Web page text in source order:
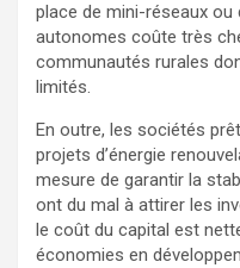
place de mini-réseaux
autonomes coûte très
communautés rurales
limités.
En outre, les sociétés
projets d’énergie
mesure de garantir la
ont du mal à attirer les
le coût du capital est
économies en